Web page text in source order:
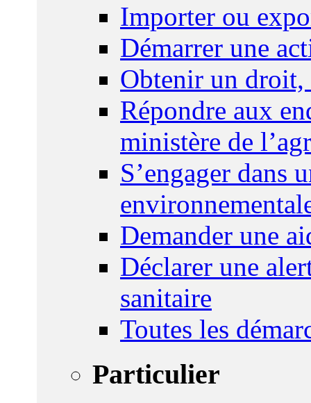
Importer ou
Démarrer une
Obtenir un droit,
Répondre aux
ministère de
S’engager dans
Demander une
Déclarer une
sanitaire
Toutes les
Particulier